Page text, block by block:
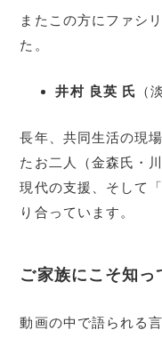
またこの方にファシ
た。
井村 良英 氏 （
長年、共同生活の現
たお二人（金森氏・
現代の支援、そして
り合っています。
ご家族にこそ知
動画の中で語られる